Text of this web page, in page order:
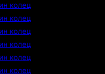
колец
колец
колец
колец
колец
колец